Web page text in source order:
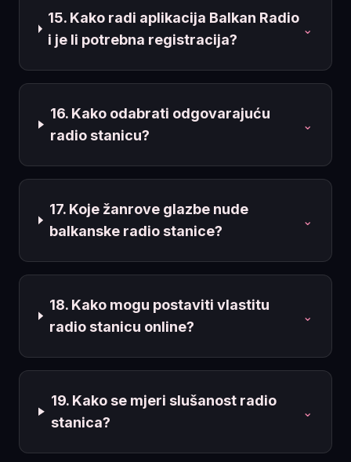
15. Kako radi aplikacija Balkan Radio
i je li potrebna registracija?
⌄
16. Kako odabrati odgovarajuću
radio stanicu?
⌄
17. Koje žanrove glazbe nude
balkanske radio stanice?
⌄
18. Kako mogu postaviti vlastitu
radio stanicu online?
⌄
19. Kako se mjeri slušanost radio
stanica?
⌄